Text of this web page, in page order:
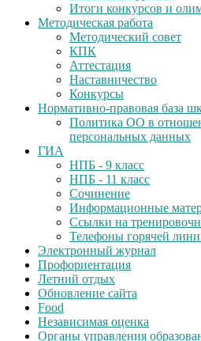
Итоги конкурсов и
Методическая работа
Методический совет
КПК
Аттестация
Наставничество
Конкурсы
Нормативно-правовая база
Политика ОО в
персональных данных
ГИА
НПБ - 9 класс
НПБ - 11 класс
Сочинение
Информационные
Ссылки на
Телефоны горячей
Электронный журнал
Профориентация
Летний отдых
Обновление сайта
Food
Независимая оценка
Органы управления